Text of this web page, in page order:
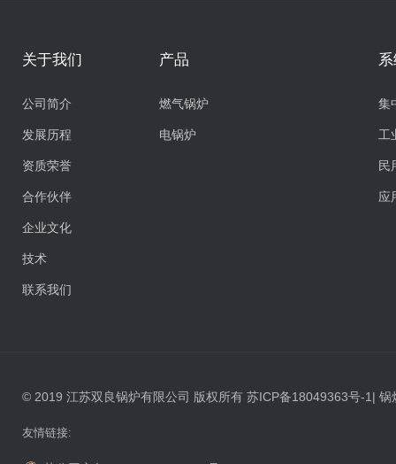
关于我们
公司简介
发展历程
资质荣誉
合作伙伴
企业文化
技术
联系我们
产品
燃气锅炉
电锅炉
集
工
民
应
© 2019 江苏双良锅炉有限公司 版权所有 苏ICP备18049363号-1| 锅
友情链接: